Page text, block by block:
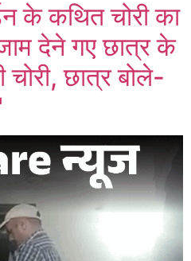
के कथित चोरी का
देने गए छात्र के
छात्र बोले-